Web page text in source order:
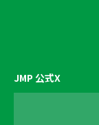
JMP 公式X